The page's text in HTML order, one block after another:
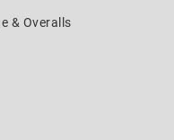
& Overalls